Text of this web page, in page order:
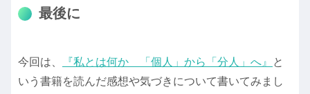
最後に
今回は、 『私とは何か 「個人」から「分人」へ』
と
いう書籍を読んだ感想や気づきについて書いてみまし